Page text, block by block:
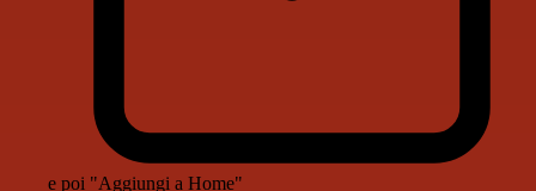
e poi "Aggiungi a Home"